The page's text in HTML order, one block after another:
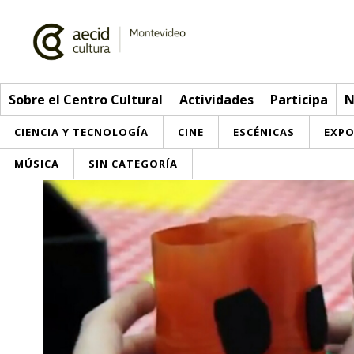
Sobre el Centro Cultural Actividades Participa
CIENCIA Y TECNOLOGÍA CINE ESCÉNICAS
MÚSICA SIN CATEGORÍA
Sobre el Centro Cultural
Actividades
> Ir a Actividades
Inscripciones
Envíanos tu propuesta
Buzón de sugerencias
Convocatorias